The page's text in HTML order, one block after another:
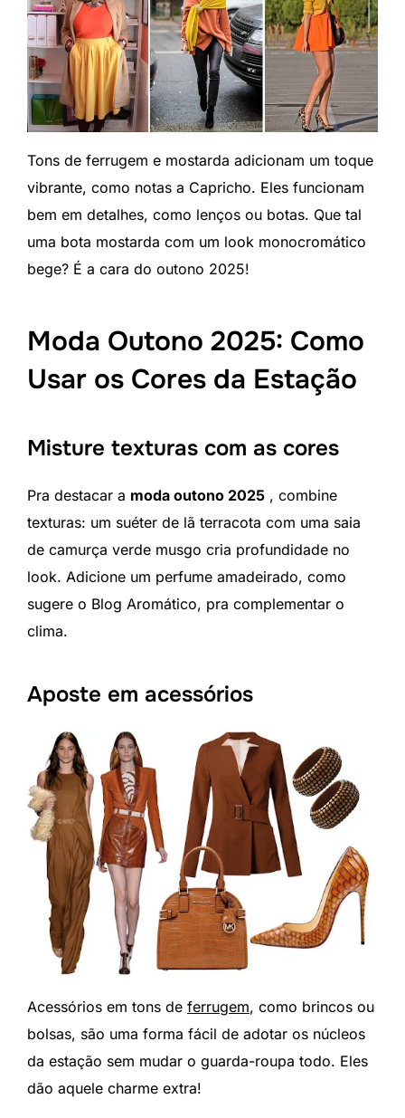
Tons de ferrugem e mostarda adicionam um toque
vibrante, como notas a Capricho. Eles funcionam
bem em detalhes, como lenços ou botas. Que tal
uma bota mostarda com um look monocromático
bege? É a cara do outono 2025!
Moda Outono 2025: Como
Usar os Cores da Estação
Misture texturas com as cores
Pra destacar a moda outono 2025 , combine
texturas: um suéter de lã terracota com uma saia
de camurça verde musgo cria profundidade no
look. Adicione um perfume amadeirado, como
sugere o Blog Aromático, pra complementar o
clima.
Aposte em acessórios
Acessórios em tons de ferrugem, como brincos ou
bolsas, são uma forma fácil de adotar os núcleos
da estação sem mudar o guarda-roupa todo. Eles
dão aquele charme extra!